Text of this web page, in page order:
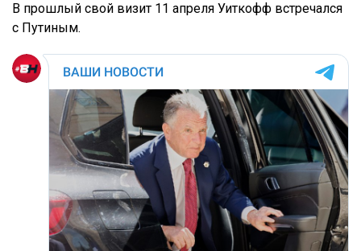
В прошлый свой визит 11 апреля Уиткофф встречался
с Путиным.